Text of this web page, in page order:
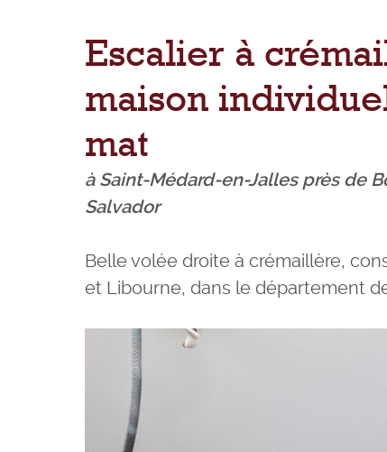
Escalier à
maison
mat
à Saint-Médard-en-Jalles près de
Salvador
Belle volée droite à crémaillère,
et Libourne, dans le département